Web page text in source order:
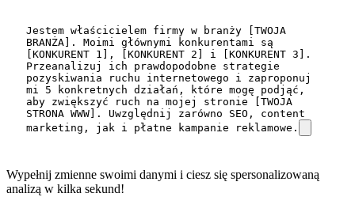
Jestem właścicielem firmy w branży [TWOJA
BRANŻA]. Moimi głównymi konkurentami są
[KONKURENT 1], [KONKURENT 2] i [KONKURENT 3].
Przeanalizuj ich prawdopodobne strategie
pozyskiwania ruchu internetowego i zaproponuj
mi 5 konkretnych działań, które mogę podjąć,
aby zwiększyć ruch na mojej stronie [TWOJA
STRONA WWW]. Uwzględnij zarówno SEO, content
marketing, jak i płatne kampanie reklamowe.
Wypełnij zmienne swoimi danymi i ciesz się spersonalizowaną
analizą w kilka sekund!